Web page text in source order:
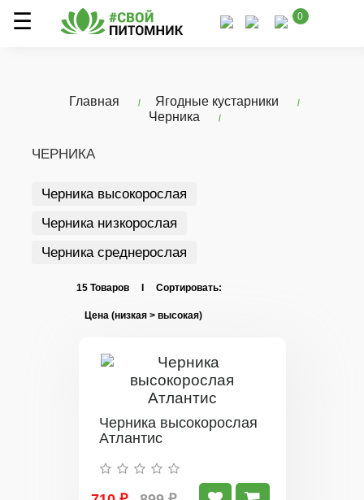
0
Главная
Ягодные кустарники
Черника
ЧЕРНИКА
Черника высокорослая
Черника низкорослая
Черника среднерослая
15 Товаров I Сортировать:
Черника высокорослая
Атлантис